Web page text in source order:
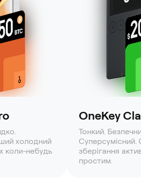
холодний
коли-небудь
OneKey
Тонкий.
Суперсумісний.
зберігання
простим.